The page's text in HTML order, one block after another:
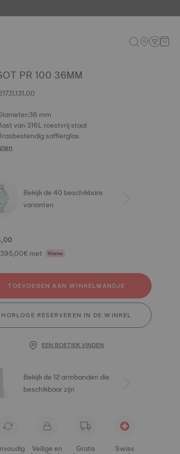
PR 100 36MM
mm
van 316L roestvrij staal
saffierglas
Bekijk de 40 beschikbare
varianten
395,00€ met
TOEVOEGEN AAN WINKELMANDJE
HORLOGE RESERVEREN IN DE WINKEL
EEN BOETIEK VINDEN
Bekijk de 12 armbanden die
beschikbaar zijn
Veilige en Gratis Swiss